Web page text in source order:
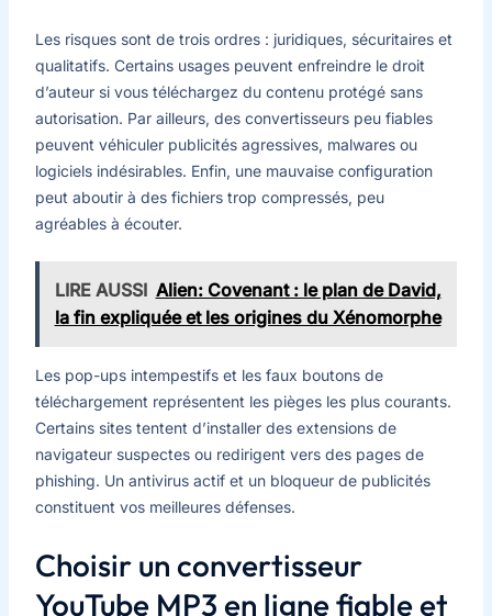
Les risques sont de trois ordres : juridiques, sécuritaires et
qualitatifs. Certains usages peuvent enfreindre le droit
d’auteur si vous téléchargez du contenu protégé sans
autorisation. Par ailleurs, des convertisseurs peu fiables
peuvent véhiculer publicités agressives, malwares ou
logiciels indésirables. Enfin, une mauvaise configuration
peut aboutir à des fichiers trop compressés, peu
agréables à écouter.
LIRE AUSSI Alien: Covenant : le plan de David,
la fin expliquée et les origines du Xénomorphe
Les pop-ups intempestifs et les faux boutons de
téléchargement représentent les pièges les plus courants.
Certains sites tentent d’installer des extensions de
navigateur suspectes ou redirigent vers des pages de
phishing. Un antivirus actif et un bloqueur de publicités
constituent vos meilleures défenses.
Choisir un convertisseur
YouTube MP3 en ligne fiable et